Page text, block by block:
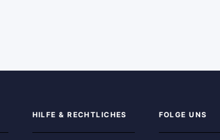
HILFE & RECHTLICHES FOLGE UNS